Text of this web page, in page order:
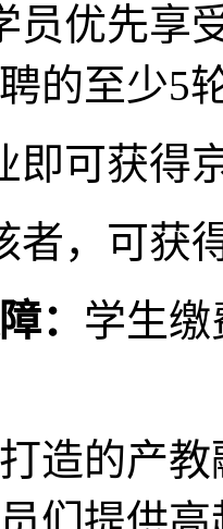
优先享受
的至少5
可获得京
，可获得
： 学生
的产教